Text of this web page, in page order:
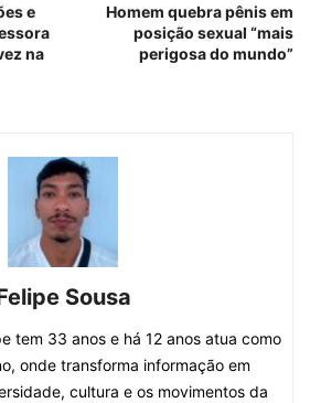
e
na
Homem quebra pênis em
posição sexual “mais
perigosa do mundo”
Sousa
tem 33 anos e há 12 anos atua como
onde transforma informação em
cultura e os movimentos da